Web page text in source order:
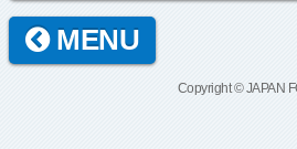
MENU
Copyright © JAPAN